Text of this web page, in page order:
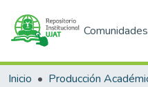
Comunidades
Inicio